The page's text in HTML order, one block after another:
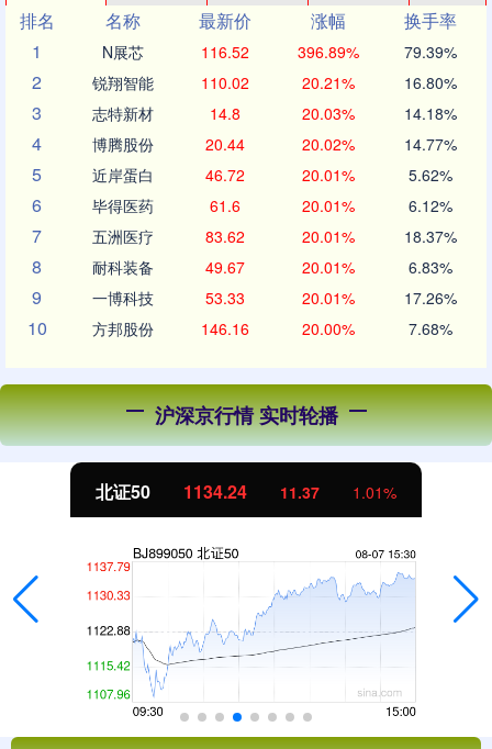
排名
名称 最新价 涨幅
换手率
1
N展芯 116.52 396.89% 79.39%
2 锐翔智能 110.02 20.21% 16.80%
3 志特新材 14.8 20.03% 14.18%
4 博腾股份 20.44 20.02% 14.77%
5 近岸蛋白 46.72 20.01% 5.62%
6 毕得医药 61.6 20.01% 6.12%
7 五洲医疗 83.62 20.01% 18.37%
8 耐科装备 49.67 20.01% 6.83%
9 一博科技 53.33 20.01% 17.26%
10 方邦股份 146.16 20.00% 7.68%
沪深京行情 实时轮播
北证50 1134.24 11.37 1.01%